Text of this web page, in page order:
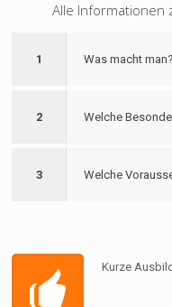
Alle Informationen
1 Was macht man?
2 Welche
3 Welche
Kurze